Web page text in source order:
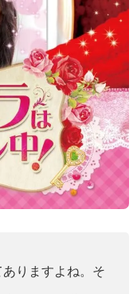
りますよね。そ